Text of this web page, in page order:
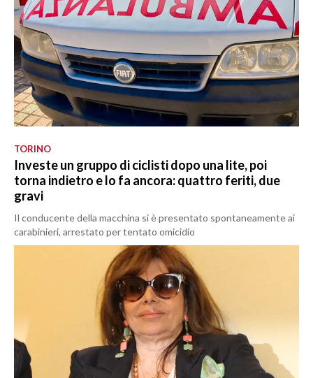
TORINO
Investe un gruppo di ciclisti dopo una lite, poi
torna indietro e lo fa ancora: quattro feriti, due
gravi
Il conducente della macchina si è presentato spontaneamente ai
carabinieri, arrestato per tentato omicidio